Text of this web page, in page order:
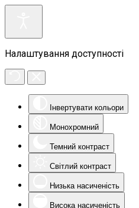
Налаштування доступності
Інвертувати кольори
Монохромний
Темний контраст
Світлий контраст
Низька насиченість
Висока насиченість